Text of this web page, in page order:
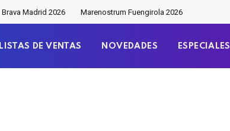
Brava Madrid 2026 Marenostrum Fuengirola 2026
LISTAS DE VENTAS NOVEDADES ESPECIALES